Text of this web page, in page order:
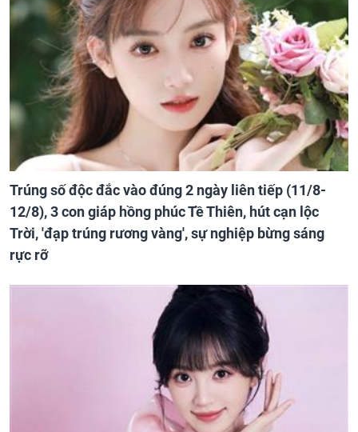
Trúng số độc đắc vào đúng 2 ngày liên tiếp (11/8-
12/8), 3 con giáp hồng phúc Tề Thiên, hút cạn lộc
Trời, 'đạp trúng rương vàng', sự nghiệp bừng sáng
rực rỡ